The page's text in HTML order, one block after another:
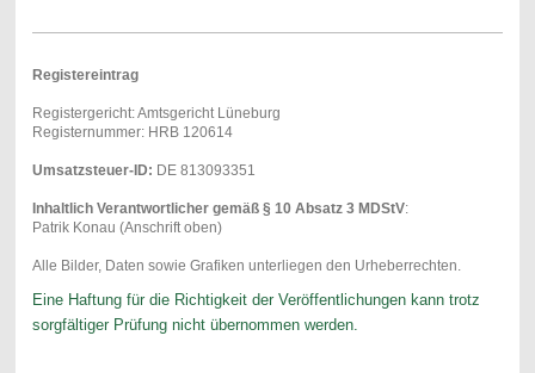
Registereintrag
Registergericht: Amtsgericht Lüneburg
Registernummer: HRB 120614
Umsatzsteuer-ID: DE 813093351
Inhaltlich Verantwortlicher gemäß § 10 Absatz 3 MDStV:
Patrik Konau (Anschrift oben)
Alle Bilder, Daten sowie Grafiken unterliegen den Urheberrechten.
Eine Haftung für die Richtigkeit der Veröffentlichungen kann trotz
sorgfältiger Prüfung nicht übernommen werden.